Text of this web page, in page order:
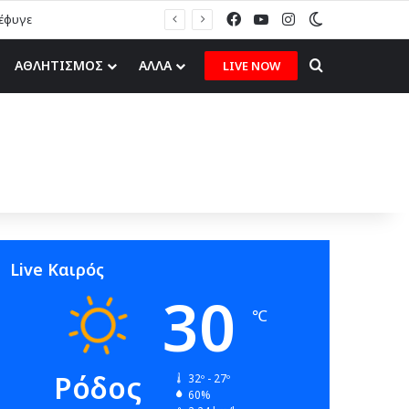
FacebookYouTubeInstagram
ΑΘΛΗΤΙΣΜΟΣ ΑΛΛΑ LIVE NOW Search for
Live Καιρός
Ρόδος
30 ℃
32º - 27º
60%